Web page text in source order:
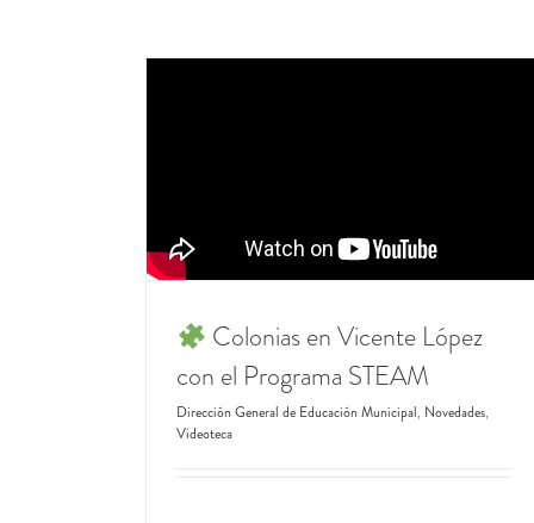
Colonias en Vicente López
con el Programa STEAM
Dirección General de Educación Municipal, Novedades,
Videoteca
Infantes Novedades